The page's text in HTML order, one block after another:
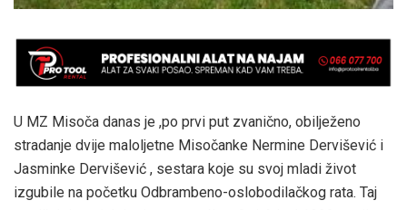
U MZ Misoča danas je ,po prvi put zvanično, obilježeno
stradanje dvije maloljetne Misočanke Nermine Dervišević i
Jasminke Dervišević , sestara koje su svoj mladi život
izgubile na početku Odbrambeno-oslobodilačkog rata. Taj